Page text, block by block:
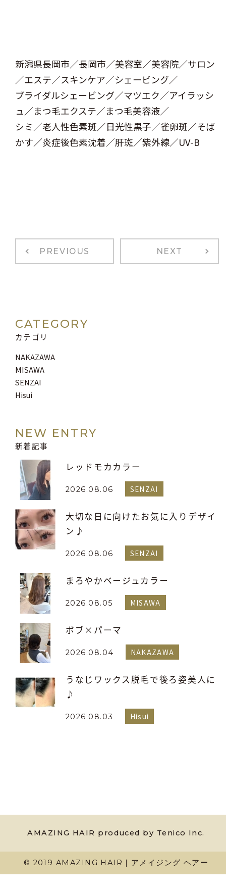
新潟県長岡市／長岡市／美容室／美容院／サロン
／エステ／スキンケア／シェービング／
ブライダルシェービング／マツエク／アイラッシ
ュ／まつ毛エクステ／まつ毛美容液／
シミ／老人性色素斑／日光性黒子／雀卵斑／そば
かす／炎症後色素沈着／肝斑／紫外線／UV-B
PREVIOUS NEXT
CATEGORY
カテゴリ
NAKAZAWA
MISAWA
SENZAI
Hisui
NEW ENTRY
新着記事
レッドモカカラー
2026.08.06 SENZAI
大切な日に向けたお気に入りデザイ
ン♪
2026.08.06 SENZAI
まろやかベージュカラー
2026.08.05 MISAWA
ボブ×パーマ
2026.08.04 NAKAZAWA
うなじワックス脱毛で後ろ姿美人に
♪
2026.08.03 Hisui
AMAZING HAIR produced by Tenico Inc.
© 2019 AMAZING HAIR｜アメイジング ヘアー